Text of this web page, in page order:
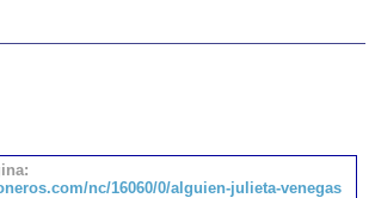
nc/16060/0/alguien-julieta-venegas